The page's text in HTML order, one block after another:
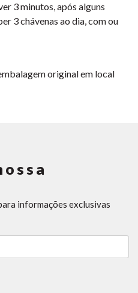
3 minutos, após alguns
3 chávenas ao dia, com ou
original em local
informações exclusivas